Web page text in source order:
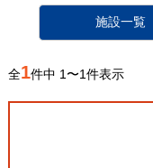
施設一覧
全1件中 1〜1件表示